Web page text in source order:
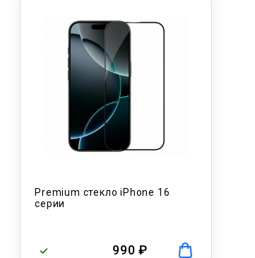
Premium стекло iPhone 16
серии
990 ₽